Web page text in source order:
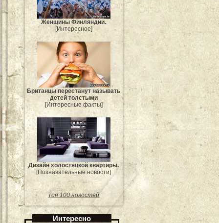
Женщины Финляндии.
[Интересное]
Британцы перестанут называть
детей толстыми
[Интересные факты]
Дизайн холостяцкой квартиры.
[Познавательные новости]
Топ 100 новостей
Интересно